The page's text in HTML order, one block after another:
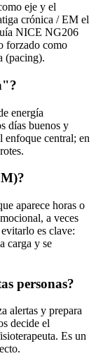
eje y el
crónica / EM el
NICE NG206
forzado como
(pacing).
energía
días buenos y
enfoque central; en
aparece horas o
a veces
es clave:
carga y se
personas?
alertas y prepara
decide el
Es un